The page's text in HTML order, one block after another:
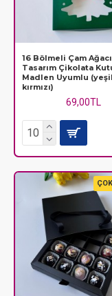
16 Bölmeli Çam Ağacı
Tasarım Çikolata
Madlen Uyumlu
kırmızı)
69,00TL